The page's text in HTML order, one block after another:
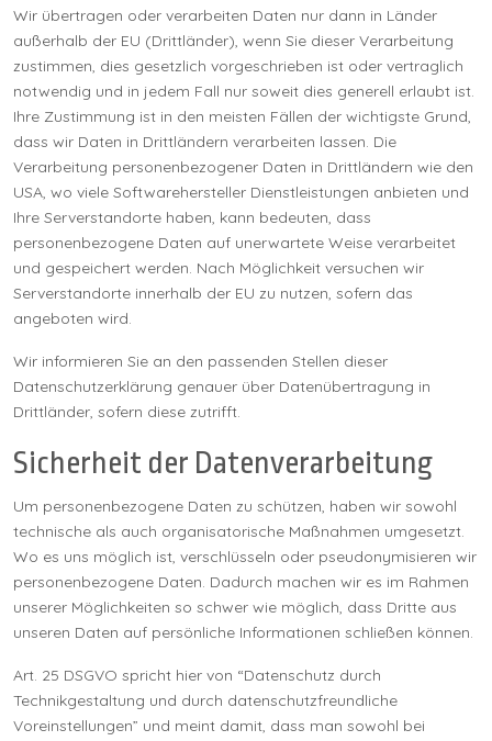
Wir übertragen oder verarbeiten Daten nur dann in Länder
außerhalb der EU (Drittländer), wenn Sie dieser Verarbeitung
zustimmen, dies gesetzlich vorgeschrieben ist oder vertraglich
notwendig und in jedem Fall nur soweit dies generell erlaubt ist.
Ihre Zustimmung ist in den meisten Fällen der wichtigste Grund,
dass wir Daten in Drittländern verarbeiten lassen. Die
Verarbeitung personenbezogener Daten in Drittländern wie den
USA, wo viele Softwarehersteller Dienstleistungen anbieten und
Ihre Serverstandorte haben, kann bedeuten, dass
personenbezogene Daten auf unerwartete Weise verarbeitet
und gespeichert werden. Nach Möglichkeit versuchen wir
Serverstandorte innerhalb der EU zu nutzen, sofern das
angeboten wird.
Wir informieren Sie an den passenden Stellen dieser
Datenschutzerklärung genauer über Datenübertragung in
Drittländer, sofern diese zutrifft.
Sicherheit der Datenverarbeitung
Um personenbezogene Daten zu schützen, haben wir sowohl
technische als auch organisatorische Maßnahmen umgesetzt.
Wo es uns möglich ist, verschlüsseln oder pseudonymisieren wir
personenbezogene Daten. Dadurch machen wir es im Rahmen
unserer Möglichkeiten so schwer wie möglich, dass Dritte aus
unseren Daten auf persönliche Informationen schließen können.
Art. 25 DSGVO spricht hier von “Datenschutz durch
Technikgestaltung und durch datenschutzfreundliche
Voreinstellungen” und meint damit, dass man sowohl bei